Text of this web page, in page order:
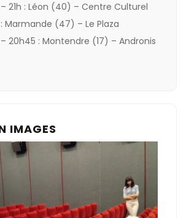
21h : Léon (40) – Centre Culturel
Marmande (47) – Le Plaza
20h45 : Montendre (17) – Andronis
IMAGES